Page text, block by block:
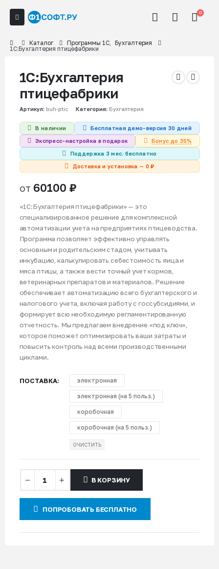
0
Каталог Программы 1С, Бухгалтерия
1С:Бухгалтерия птицефабрики
1С:Бухгалтерия
птицефабрики
Артикул: buh-ptic Категория: Бухгалтерия
В наличии
Бесплатная демо-версия 30 дней
Экспресс-настройка в подарок
Бонус до 35%
Поддержка 3 мес. бесплатно
Доставка и установка — 0 ₽
от 60100 ₽
«1С:Бухгалтерия птицефабрики» — это
специализированное решение для комплексной
автоматизации учета на предприятиях птицеводства.
Программа позволяет эффективно управлять
основным и родительским стадом, учитывать
инкубацию, калькулировать себестоимость яица и
мяса птицы, а также вести точный учет кормов,
ветеринарных препаратов и материалов. Решение
обеспечивает автоматизацию всего бухгалтерского и
налогового учета, включая работу с госсубсидиями, и
формирует всю необходимую регламентированную
отчетность. Мы предлагаем внедрение «под ключ»,
которое поможет оптимизировать ваши затраты и
повысить контроль над всеми производственными
циклами.
ПОСТАВКА электронная
электронная (на 5 польз.)
коробочная
коробочная (на 5 польз.)
ОЧИСТИТЬ
В КОРЗИНУ
ПОПРОБОВАТЬ БЕСПЛАТНО